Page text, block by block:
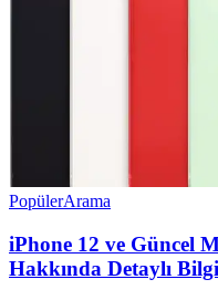
PopülerArama
iPhone 12 ve Güncel
Hakkında Detaylı Bilgi